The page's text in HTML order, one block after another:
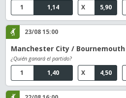
1,14
1 5,90
X
23/08 15:00
Manchester City / Bournemouth
¿Quién ganará el partido?
1,40
1 4,50
X